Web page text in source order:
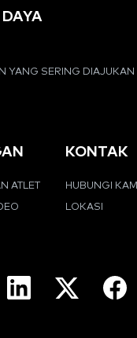
DAYA
YANG SERING DIAJUKAN
ATLET
KONTAK
HUBUNGI KAMI
LOKASI